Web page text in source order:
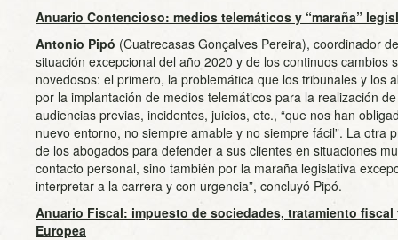
Anuario Contencioso: medios telemáticos y “maraña”
Antonio Pipó (Cuatrecasas Gonçalves Pereira), coordinador
situación excepcional del año 2020 y de los continuos cambios
novedosos: el primero, la problemática que los tribunales y los
por la implantación de medios telemáticos para la realización
audiencias previas, incidentes, juicios, etc., “que nos han
nuevo entorno, no siempre amable y no siempre fácil”. La otra
de los abogados para defender a sus clientes en situaciones
contacto personal, sino también por la maraña legislativa
interpretar a la carrera y con urgencia”, concluyó Pipó.
Anuario Fiscal: impuesto de sociedades, tratamiento fiscal
Europea